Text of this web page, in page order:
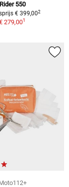
Rider 550
€ 399,002
279,001